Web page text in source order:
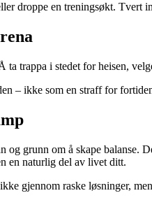
droppe en treningsøkt.
ta trappa i stedet for heisen,
– ikke som en straff for
grunn om å skape balanse.
en naturlig del av livet ditt.
gjennom raske løsninger,